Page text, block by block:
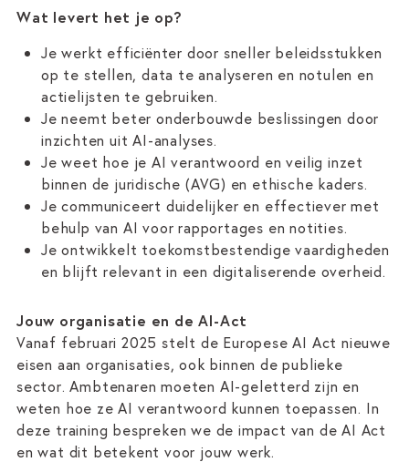
Wat levert het je op?
Je werkt efficiënter door sneller beleidsstukken
op te stellen, data te analyseren en notulen en
actielijsten te gebruiken.
Je neemt beter onderbouwde beslissingen door
inzichten uit AI-analyses.
Je weet hoe je AI verantwoord en veilig inzet
binnen de juridische (AVG) en ethische kaders.
Je communiceert duidelijker en effectiever met
behulp van AI voor rapportages en notities.
Je ontwikkelt toekomstbestendige vaardigheden
en blijft relevant in een digitaliserende overheid.
Jouw organisatie en de AI-Act
Vanaf februari 2025 stelt de Europese AI Act nieuwe
eisen aan organisaties, ook binnen de publieke
sector. Ambtenaren moeten AI-geletterd zijn en
weten hoe ze AI verantwoord kunnen toepassen. In
deze training bespreken we de impact van de AI Act
en wat dit betekent voor jouw werk.